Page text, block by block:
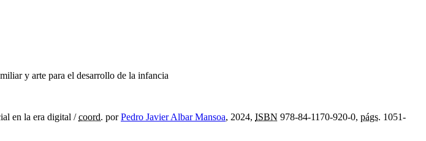
y arte para el desarrollo de la infancia
en la era digital /coord. porPedro Javier Albar Mansoa, 2024, ISBN 978-84-1170-920-0, págs. 1051-